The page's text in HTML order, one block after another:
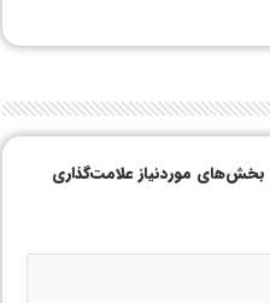
بخش‌های موردنیاز علامت‌گذاری